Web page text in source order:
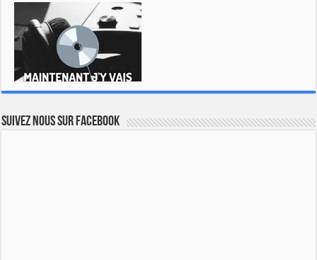
Suivez nous sur Facebook